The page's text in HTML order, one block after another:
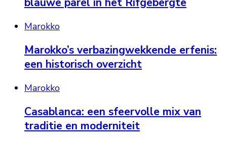
Marokko
Marokko’s verbazingwekkende erfenis:
een historisch overzicht
Marokko
Casablanca: een sfeervolle mix van
traditie en moderniteit